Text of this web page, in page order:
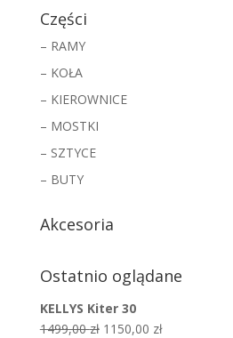
Części
– RAMY
– KOŁA
– KIEROWNICE
– MOSTKI
– SZTYCE
– BUTY
Akcesoria
Ostatnio oglądane
KELLYS Kiter 30
1499,00zł Pierwotna
1150,00 złAktualna